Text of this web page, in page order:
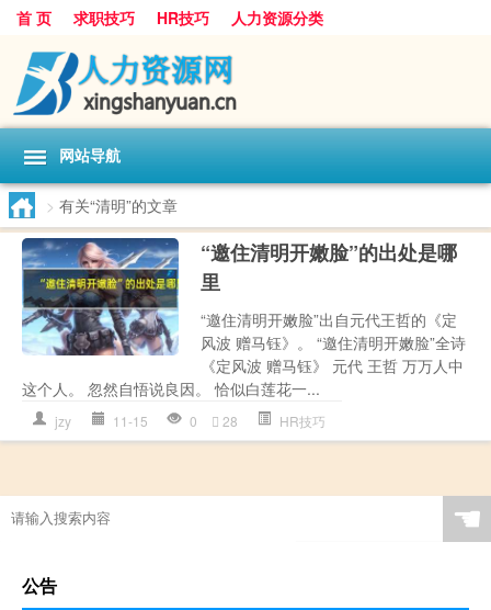
首 页 求职技巧 HR技巧 人力资源分类
网站导航
> 有关“清明”的文章
“邀住清明开嫩脸”的出处是哪
里
“邀住清明开嫩脸”出自元代王哲的《定
风波 赠马钰》。 “邀住清明开嫩脸”全诗
《定风波 赠马钰》 元代 王哲 万万人中
这个人。 忽然自悟说良因。 恰似白莲花一...
jzy 11-15 0 28 HR技巧
☚
公告